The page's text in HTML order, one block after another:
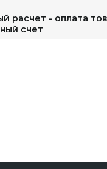
расчет - оплата
счет